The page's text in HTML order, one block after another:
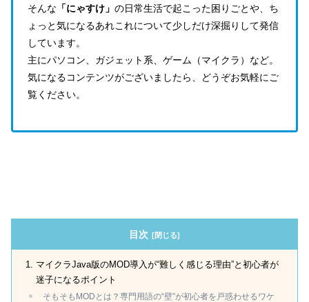
そんな 「にゃすけ」 の日常生活で起こった困りごとや、ち
ょっと気になるあれこれについて少しだけ深掘りして発信
しています。
主にパソコン、ガジェット系、ゲーム（マイクラ）など。
気になるコンテンツがございましたら、どうぞお気軽にご
覧ください。
目次
マイクラJava版のMOD導入が“難しく感じる理由”と初心者が
迷子になるポイント
そもそもMODとは？専門用語の“壁”が初心者を戸惑わせるワケ